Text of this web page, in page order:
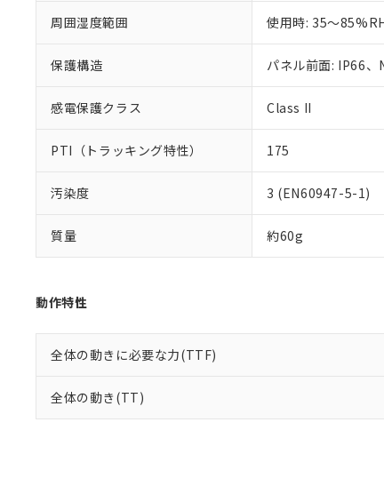
周囲湿度範囲 使用時: 35～
保護構造 パネル前面: IP66、
感電保護クラス Class II
PTI（トラッキング特性） 175
汚染度 3 (EN60947-5-1)
質量 約60g
動作特性
全体の動きに必要な力(TTF)
全体の動き(TT)